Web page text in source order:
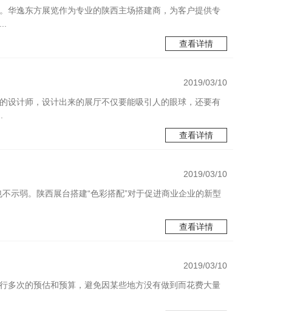
华逸东方展览作为专业的陕西主场搭建商，为客户提供专
查看详情
2019/03/10
设计师，设计出来的展厅不仅要能吸引人的眼球，还要有
查看详情
2019/03/10
示弱。陕西展台搭建“色彩搭配”对于促进商业企业的新型
查看详情
2019/03/10
多次的预估和预算，避免因某些地方没有做到而花费大量